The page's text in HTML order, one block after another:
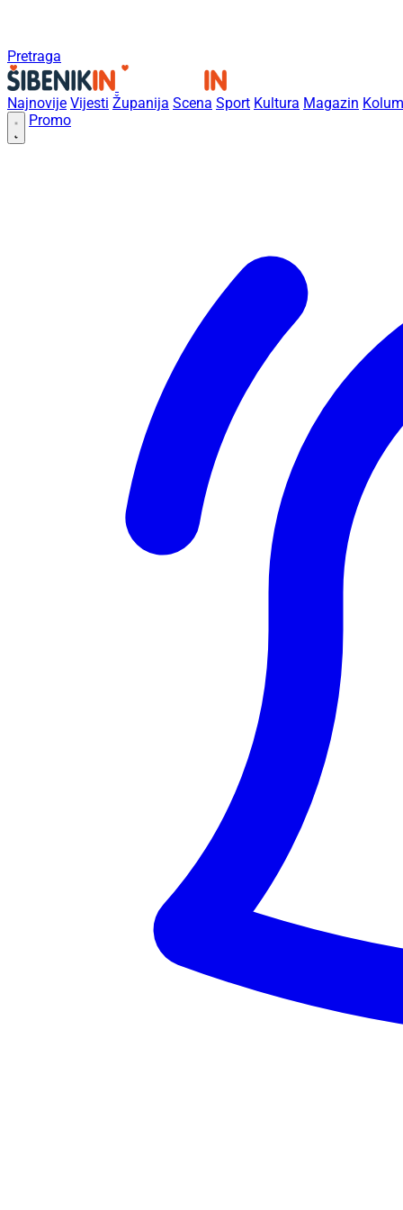
Pretraga
Najnovije Vijesti Županija Scena Sport Kultura Magazin
Promo